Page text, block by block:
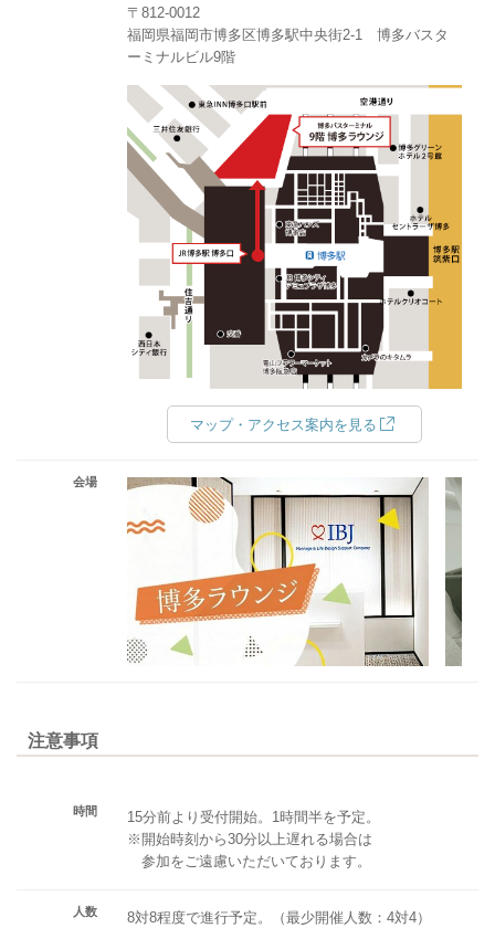
〒812-0012
福岡県福岡市博多区博多駅中央街2-1 博多バスタ
ーミナルビル9階
マップ・アクセス案内を見る
会場
注意事項
時間
15分前より受付開始。1時間半を予定。
※開始時刻から30分以上遅れる場合は
参加をご遠慮いただいております。
人数
8対8程度で進行予定。（最少開催人数：4対4）